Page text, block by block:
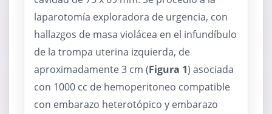
laparotomía exploradora de urgencia, con
hallazgos de masa violácea en el infundíbulo
de la trompa uterina izquierda, de
aproximadamente 3 cm (Figura 1) asociada
con 1000 cc de hemoperitoneo compatible
con embarazo heterotópico y embarazo